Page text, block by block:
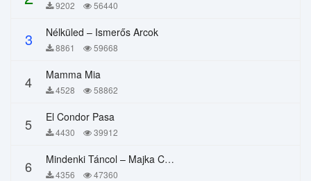
9202 56440
3 Nélküled – Ismerős Arcok
8861 59668
4 Mamma Mia
4528 58862
5 El Condor Pasa
4430 39912
6 Mindenki Táncol – Majka Curtis, Péter Majoros
4356 47360